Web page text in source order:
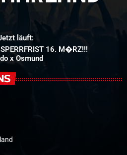
läuft:
16. M�RZ!!!
x Osmund